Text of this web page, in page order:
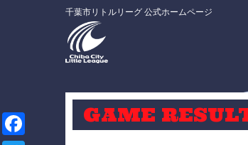
千葉市リトルリーグ 公式ホームページ
GAME